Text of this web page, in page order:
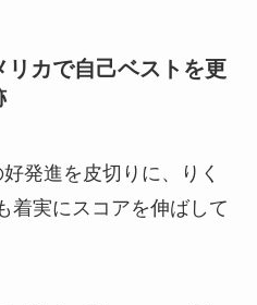
リカで自己ベストを更
発進を皮切りに、りく
着実にスコアを伸ばして